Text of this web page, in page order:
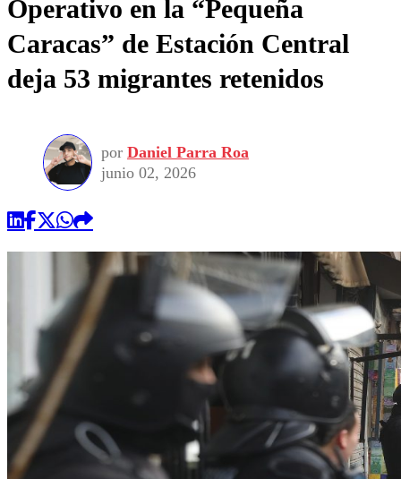
Operativo en la “Pequeña
Caracas” de Estación Central
deja 53 migrantes retenidos
por Daniel Parra Roa
junio 02, 2026